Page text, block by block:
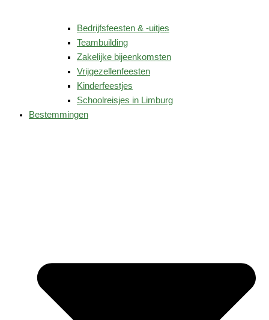
Bedrijfsfeesten & -uitjes
Teambuilding
Zakelijke bijeenkomsten
Vrijgezellenfeesten
Kinderfeestjes
Schoolreisjes in Limburg
Bestemmingen